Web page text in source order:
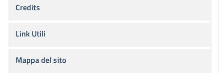
Credits
Link Utili
Mappa del sito